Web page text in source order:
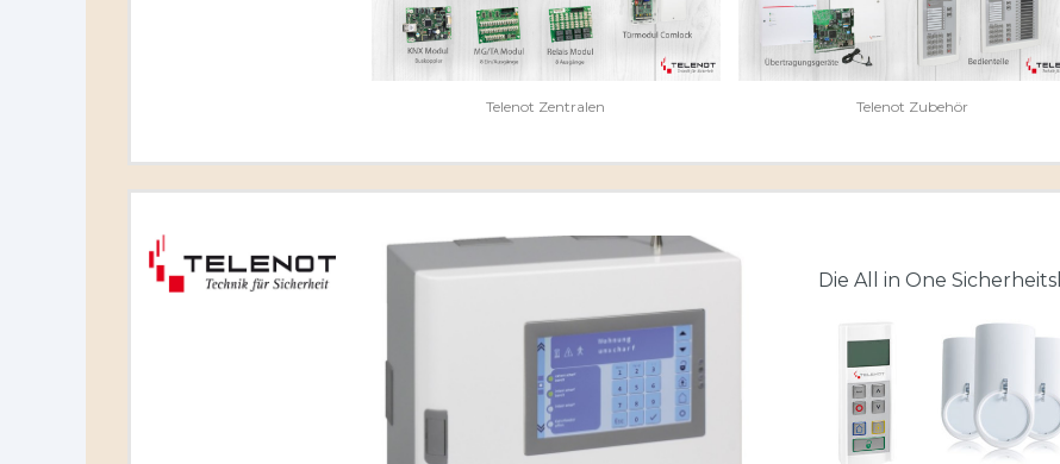
Telenot Zentralen Telenot Zubehör
Die All in One